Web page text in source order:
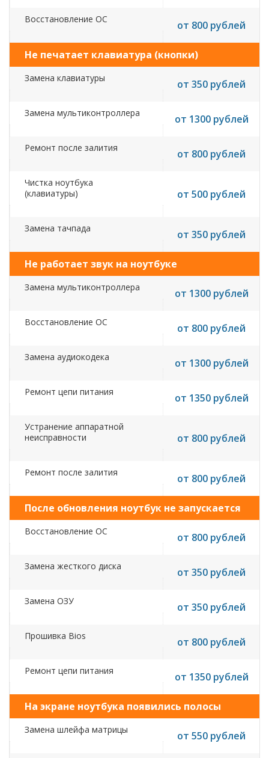
Восстановление ОС от 800 рублей
Не печатает клавиатура (кнопки)
Замена клавиатуры от 350 рублей
Замена мультиконтроллера от 1300 рублей
Ремонт после залития от 800 рублей
Чистка ноутбука
(клавиатуры)
от 500 рублей
Замена тачпада от 350 рублей
Не работает звук на ноутбуке
Замена мультиконтроллера от 1300 рублей
Восстановление ОС от 800 рублей
Замена аудиокодека от 1300 рублей
Ремонт цепи питания от 1350 рублей
Устранение аппаратной
неисправности
от 800 рублей
Ремонт после залития от 800 рублей
После обновления ноутбук не запускается
Восстановление ОС от 800 рублей
Замена жесткого диска от 350 рублей
Замена ОЗУ от 350 рублей
Прошивка Bios от 800 рублей
Ремонт цепи питания от 1350 рублей
На экране ноутбука появились полосы
Замена шлейфа матрицы от 550 рублей